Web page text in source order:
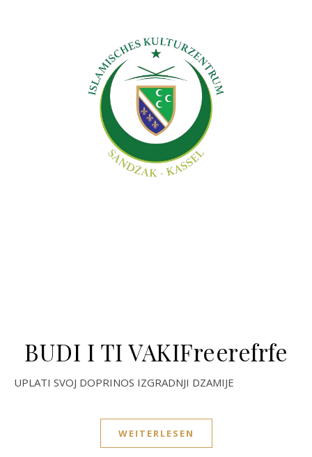
BUDI I TI VAKIFreerefrfe
UPLATI SVOJ DOPRINOS IZGRADNJI DZAMIJE
WEITERLESEN